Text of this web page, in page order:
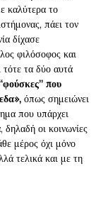
καλύτερα το
πάει τον
δίχασε
φιλόσοφος και
τότε τα δύο αυτά
που
όπως σημειώνει
που υπάρχει
δηλαδή οι κοινωνίες
μέρος όχι μόνο
τελικά και με τη